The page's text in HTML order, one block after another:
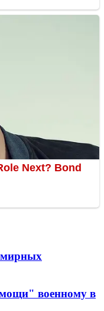
мирных
военному в